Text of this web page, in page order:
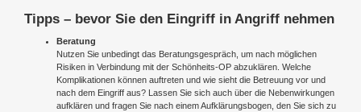
Tipps – bevor Sie den Eingriff in Angriff nehmen
Beratung
Nutzen Sie unbedingt das Beratungsgespräch, um nach möglichen
Risiken in Verbindung mit der Schönheits-OP abzuklären. Welche
Komplikationen können auftreten und wie sieht die Betreuung vor und
nach dem Eingriff aus? Lassen Sie sich auch über die Nebenwirkungen
aufklären und fragen Sie nach einem Aufklärungsbogen, den Sie sich zu